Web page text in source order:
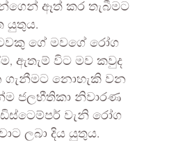
ඈත් කර තැබීමට
යුතුය.
ගේ මවගේ රෝග
ඇතැම් විට මව කවුද
ගැනීමට නොහැකි වන
ජලභීතිකා නිවාරණ
වැනි රෝග
ලබා දිය යුතුය.